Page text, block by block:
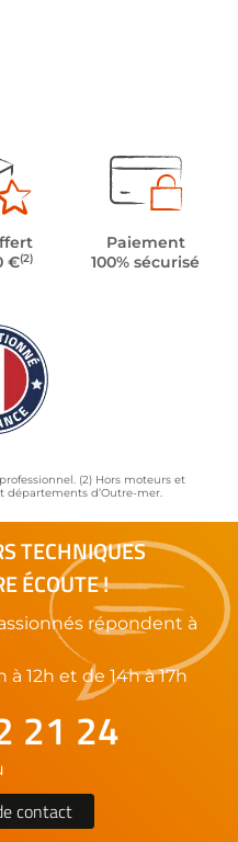
€(2)
Paiement
100% sécurisé
(2) Hors moteurs et
départements d’Outre-mer.
TECHNIQUES
ÉCOUTE !
répondent à
12h et de 14h à 17h
21 24
contact